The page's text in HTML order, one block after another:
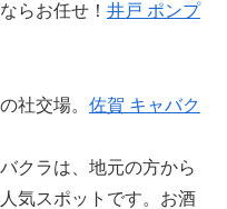
らお任せ！ 井戸 ポンプ
社交場。 佐賀 キャバク
クラは、地元の方から
気スポットです。お酒